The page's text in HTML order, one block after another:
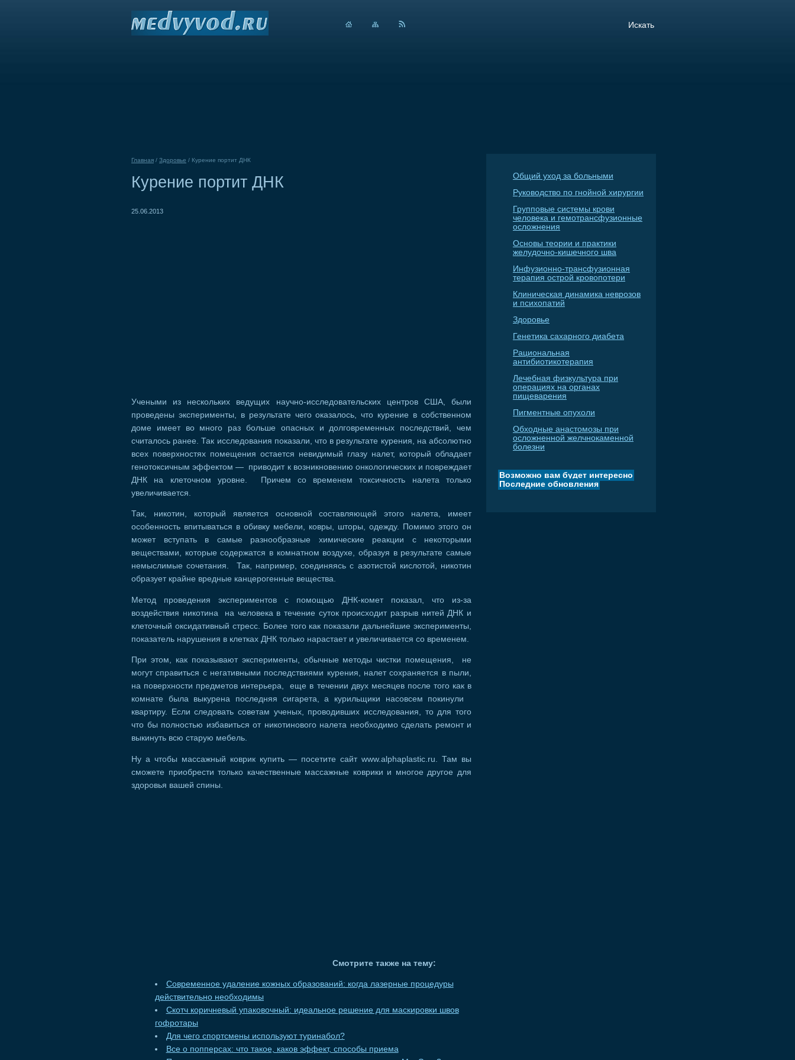
Главная / Здоровье / Курение портит ДНК
Курение портит ДНК
25.06.2013
Учеными из нескольких ведущих научно-исследовательских центров США, были
проведены эксперименты, в результате чего оказалось, что курение в собственном
доме имеет во много раз больше опасных и долговременных последствий, чем
считалось ранее. Так исследования показали, что в результате курения, на абсолютно
всех поверхностях помещения остается невидимый глазу налет, который обладает
генотоксичным эффектом — приводит к возникновению онкологических и повреждает
ДНК на клеточном уровне. Причем со временем токсичность налета только
увеличивается.
Так, никотин, который является основной составляющей этого налета, имеет
особенность впитываться в обивку мебели, ковры, шторы, одежду. Помимо этого он
может вступать в самые разнообразные химические реакции с некоторыми
веществами, которые содержатся в комнатном воздухе, образуя в результате самые
немыслимые сочетания. Так, например, соединяясь с азотистой кислотой, никотин
образует крайне вредные канцерогенные вещества.
Метод проведения экспериментов с помощью ДНК-комет показал, что из-за
воздействия никотина на человека в течение суток происходит разрыв нитей ДНК и
клеточный оксидативный стресс. Более того как показали дальнейшие эксперименты,
показатель нарушения в клетках ДНК только нарастает и увеличивается со временем.
При этом, как показывают эксперименты, обычные методы чистки помещения, не
могут справиться с негативными последствиями курения, налет сохраняется в пыли,
на поверхности предметов интерьера, еще в течении двух месяцев после того как в
комнате была выкурена последняя сигарета, а курильщики насовсем покинули
квартиру. Если следовать советам ученых, проводивших исследования, то для того
что бы полностью избавиться от никотинового налета необходимо сделать ремонт и
выкинуть всю старую мебель.
Ну а чтобы массажный коврик купить — посетите сайт www.alphaplastic.ru. Там вы
сможете приобрести только качественные массажные коврики и многое другое для
здоровья вашей спины.
Смотрите также на тему:
Современное удаление кожных образований: когда лазерные процедуры
действительно необходимы
Скотч коричневый упаковочный: идеальное решение для маскировки швов
гофротары
Для чего спортсмены используют туринабол?
Все о попперсах: что такое, каков эффект, способы приема
Общий уход за больными
Руководство по гнойной хирургии
Групповые системы крови
человека и гемотрансфузионные
осложнения
Основы теории и практики
желудочно-кишечного шва
Инфузионно-трансфузионная
терапия острой кровопотери
Клиническая динамика неврозов
и психопатий
Здоровье
Генетика сахарного диабета
Рациональная
антибиотикотерапия
Лечебная физкультура при
операциях на органах
пищеварения
Пигментные опухоли
Обходные анастомозы при
осложненной желчнокаменной
болезни
Возможно вам будет интересно
Последние обновления